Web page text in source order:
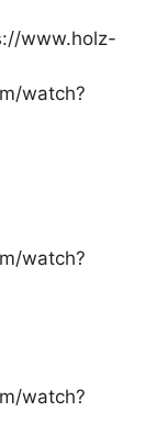
www.holz-
watch?
watch?
watch?